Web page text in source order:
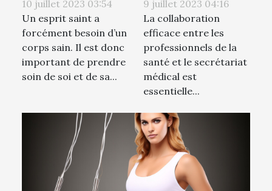
avoir une
meilleure
Indice de
masse
corporelle ?
10 juillet 2023 03:54
Un esprit saint a
forcément besoin d’un
corps sain. Il est donc
important de prendre
soin de soi et de sa...
technologiques
pour faciliter la
collaboration
avec votre
secrétariat
médical
9 juillet 2023 04:16
La collaboration
efficace entre les
professionnels de la
santé et le secrétariat
médical est
essentielle...